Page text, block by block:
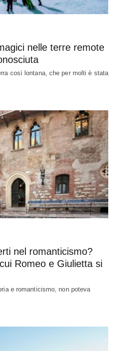
nelle terre remote
così lontana, che per molti è stata
nel romanticismo?
Romeo e Giulietta si
e romanticismo, non poteva